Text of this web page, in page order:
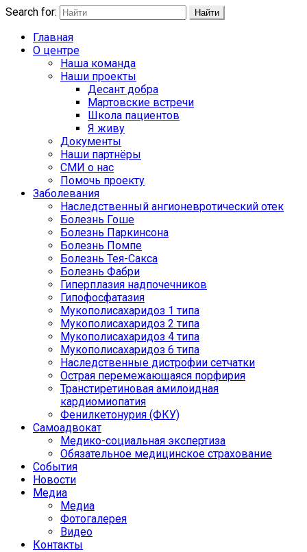
Search for: Найти
Главная
О центре
Наша команда
Наши проекты
Десант добра
Мартовские встречи
Школа пациентов
Я живу
Документы
Наши партнёры
СМИ о нас
Помочь проекту
Заболевания
Наследственный ангионевротический отек
Болезнь Гоше
Болезнь Паркинсона
Болезнь Помпе
Болезнь Тея-Сакса
Болезнь Фабри
Гиперплазия надпочечников
Гипофосфатазия
Мукополисахаридоз 1 типа
Мукополисахаридоз 2 типа
Мукополисахаридоз 4 типа
Мукополисахаридоз 6 типа
Наследственные дистрофии сетчатки
Острая перемежающаяся порфирия
Транстиретиновая амилоидная
кардиомиопатия
Фенилкетонурия (ФКУ)
Самоадвокат
Медико-социальная экспертиза
Обязательное медицинское страхование
События
Новости
Медиа
Медиа
Фотогалерея
Видео
Контакты